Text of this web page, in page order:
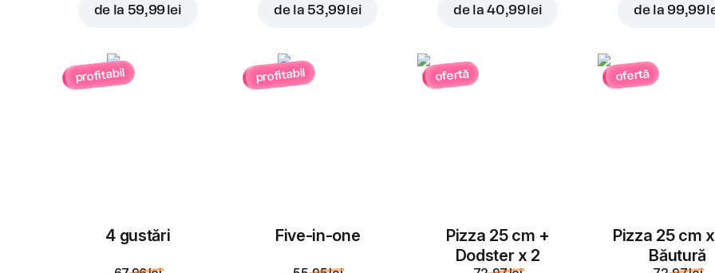
de la 59,99 lei de la 53,99 lei de la40,99 lei de la 99,99
profitabil
4 gustări
profitabil
Five-in-one
ofertă
Pizza 25 cm +
Dodster x 2
ofertă
Pizza 25 cm
Băutură